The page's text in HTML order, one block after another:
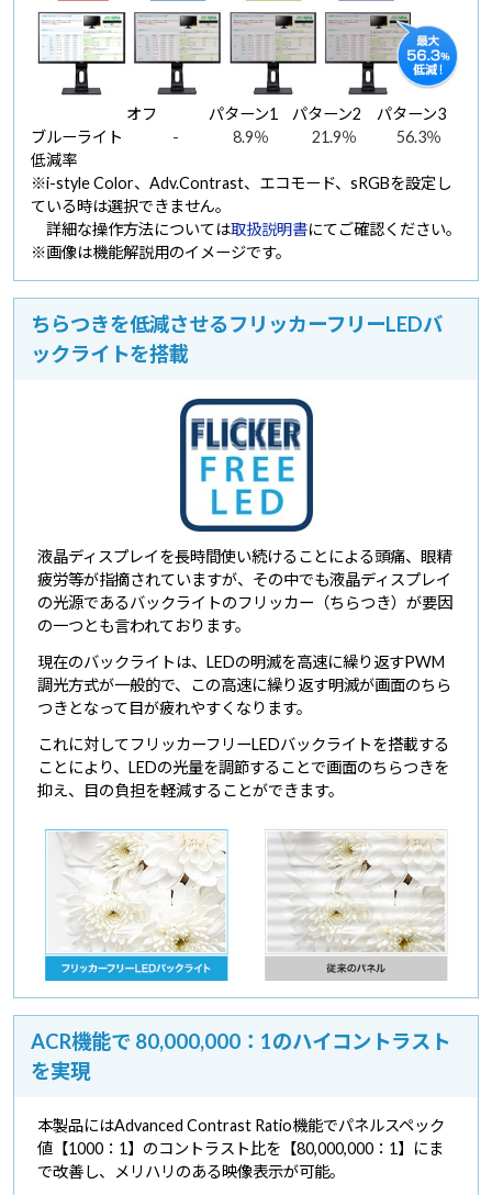
オフ パターン1 パターン2
パターン3
ブルーライト
低減率
- 8.9％ 21.9％ 56.3％
※i-style Color、Adv.Contrast、エコモード、sRGBを設定し
ている時は選択できません。
詳細な操作方法については取扱説明書にてご確認ください。
※画像は機能解説用のイメージです。
ちらつきを低減させるフリッカーフリーLEDバ
ックライトを搭載
液晶ディスプレイを長時間使い続けることによる頭痛、眼精
疲労等が指摘されていますが、その中でも液晶ディスプレイ
の光源であるバックライトのフリッカー（ちらつき）が要因
の一つとも言われております。
現在のバックライトは、LEDの明滅を高速に繰り返すPWM
調光方式が一般的で、この高速に繰り返す明滅が画面のちら
つきとなって目が疲れやすくなります。
これに対してフリッカーフリーLEDバックライトを搭載する
ことにより、LEDの光量を調節することで画面のちらつきを
抑え、目の負担を軽減することができます。
ACR機能で 80,000,000：1のハイコントラスト
を実現
本製品にはAdvanced Contrast Ratio機能でパネルスペック
値【1000：1】のコントラスト比を【80,000,000：1】にま
で改善し、メリハリのある映像表示が可能。